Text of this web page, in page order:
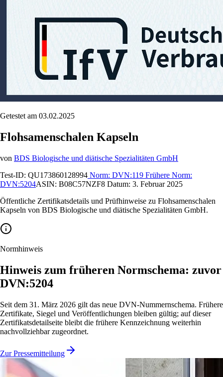
Getestet am 03.02.2025
Flohsamenschalen Kapseln
von BDS Biologische und diätische Spezialitäten GmbH
Test-ID: QU173860128994 Norm: DVN:119 Frühere Norm:
DVN:5204ASIN: B08C57NZF8 Datum: 3. Februar 2025
Öffentliche Zertifikatsdetails und Prüfhinweise zu Flohsamenschalen
Kapseln von BDS Biologische und diätische Spezialitäten GmbH.
Normhinweis
Hinweis zum früheren Normschema: zuvor
DVN:5204
Seit dem 31. März 2026 gilt das neue DVN-Nummernschema. Frühere
Zertifikate, Siegel und Veröffentlichungen bleiben gültig; auf dieser
Zertifikatsdetailseite bleibt die frühere Kennzeichnung weiterhin
nachvollziehbar zugeordnet.
Zur Pressemitteilung